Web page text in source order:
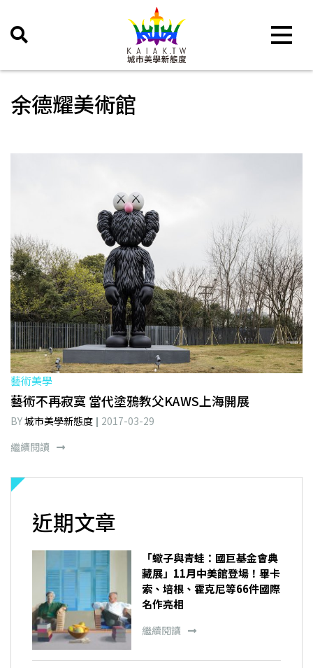
Toggle
余德耀美術館
藝術美學
藝術不再寂寞 當代塗鴉教父KAWS上海開展
BY城市美學新態度
2017-03-29
繼續閱讀
近期文章
「蠍子與青蛙：國巨基金會典
藏展」11月中美館登場！畢卡
索、培根、霍克尼等66件國際
名作亮相
繼續閱讀